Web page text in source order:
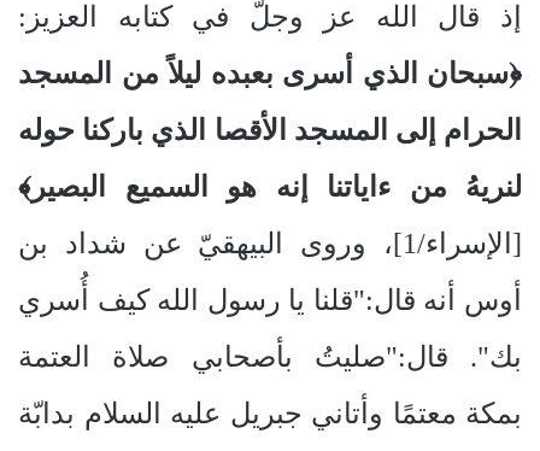
إذ قال الله عز وجلّ في كتابه العزيز:
﴿سبحان الذي أسرى بعبده ليلاً من المسجد
الحرام إلى المسجد الأقصا الذي باركنا حوله
لنريهُ من ءاياتنا إنه هو السميع البصير﴾
[الإسراء/1]، وروى البيهقيّ عن شداد بن
أوس أنه قال:"قلنا يا رسول الله كيف أُسري
بك". قال:"صليتُ بأصحابي صلاة العتمة
بمكة معتمًا وأتاني جبريل عليه السلام بدابّة